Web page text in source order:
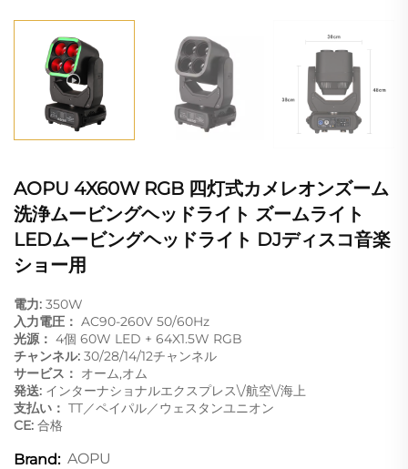
AOPU 4X60W RGB 四灯式カメレオンズーム
洗浄ムービングヘッドライト ズームライト
LEDムービングヘッドライト DJディスコ音楽
ショー用
電力: 350W
入力電圧： AC90-260V 50/60Hz
光源： 4個 60W LED + 64X1.5W RGB
チャンネル: 30/28/14/12チャンネル
サービス： オーム,オム
発送: インターナショナルエクスプレス\/航空\/海上
支払い： TT／ペイパル／ウェスタンユニオン
CE: 合格
Brand: AOPU